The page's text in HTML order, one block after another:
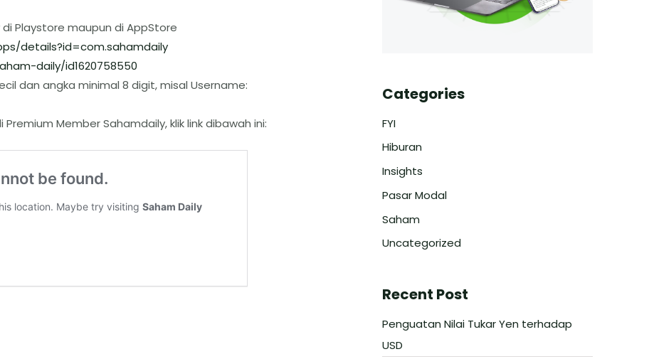
Playstore maupun di AppStore
details?id=com.sahamdaily
daily/id1620758550
dan angka minimal 8 digit, misal Username:
Member Sahamdaily, klik link dibawah ini:
Categories
FYI
Hiburan
Insights
Pasar Modal
Saham
Uncategorized
Recent Post
Penguatan Nilai Tukar Yen terhadap
USD